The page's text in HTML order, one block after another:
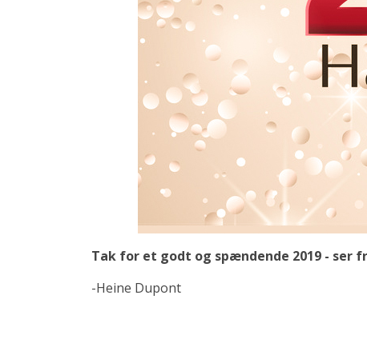
Tak for et godt og spændende 2019 - ser
-Heine Dupont